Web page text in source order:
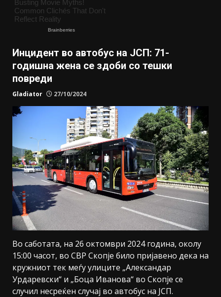
Инцидент во автобус на ЈСП: 71-
годишна жена се здоби со тешки
повреди
Gladiator 27/10/2024
Во саботата, на 26 октомври 2024 година, околу
15:00 часот, во СВР Скопје било пријавено дека на
кружниот тек меѓу улиците „Александар
Урдаревски“ и „Боца Иванова“ во Скопје се
случил несреќен случај во автобус на ЈСП.